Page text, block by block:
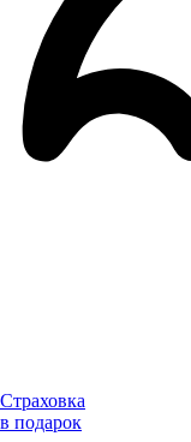
Страховка
в подарок